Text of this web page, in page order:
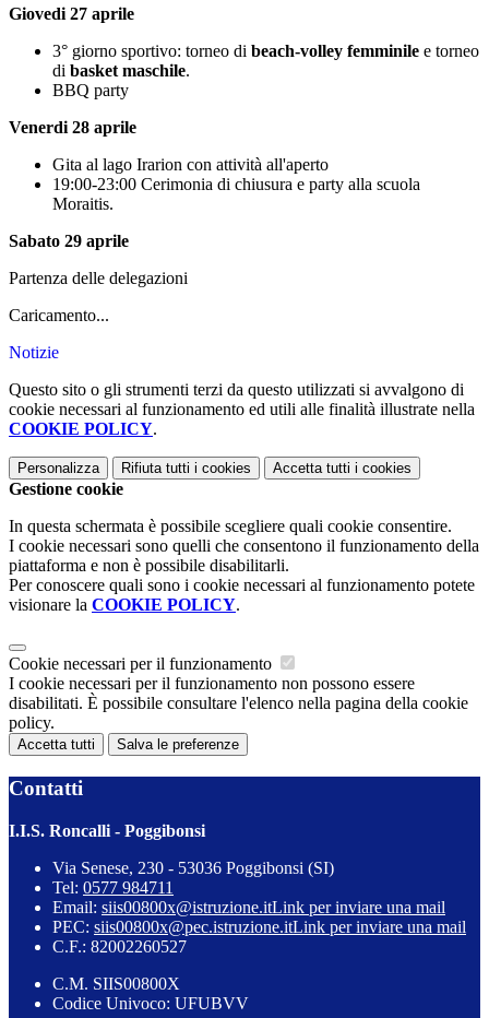
Giovedi 27 aprile
3° giorno sportivo: torneo di beach-volley femminile e torneo
di basket maschile.
BBQ party
Venerdi 28 aprile
Gita al lago Irarion con attività all'aperto
19:00-23:00 Cerimonia di chiusura e party alla scuola
Moraitis.
Sabato 29 aprile
Partenza delle delegazioni
Caricamento...
Notizie
Questo sito o gli strumenti terzi da questo utilizzati si avvalgono di
cookie necessari al funzionamento ed utili alle finalità illustrate nella
COOKIE POLICY.
Personalizza Rifiuta tutti i cookies Accetta tutti i cookies
Gestione cookie
In questa schermata è possibile scegliere quali cookie consentire.
I cookie necessari sono quelli che consentono il funzionamento della
piattaforma e non è possibile disabilitarli.
Per conoscere quali sono i cookie necessari al funzionamento potete
visionare la COOKIE POLICY.
Cookie necessari per il funzionamento
I cookie necessari per il funzionamento non possono essere
disabilitati. È possibile consultare l'elenco nella pagina della cookie
policy.
Accetta tutti Salva le preferenze
Contatti
I.I.S. Roncalli - Poggibonsi
Via Senese, 230 - 53036 Poggibonsi (SI)
Tel: 0577 984711
Email: siis00800x@istruzione.itLink per inviare una mail
PEC: siis00800x@pec.istruzione.itLink per inviare una mail
C.F.: 82002260527
C.M. SIIS00800X
Codice Univoco: UFUBVV